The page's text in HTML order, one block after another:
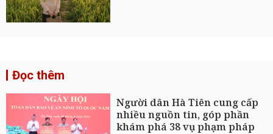
Đọc thêm
Người dân Hà Tiên cung cấp
nhiều nguồn tin, góp phần
khám phá 38 vụ phạm pháp